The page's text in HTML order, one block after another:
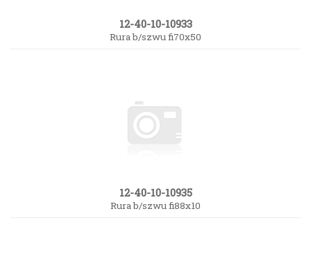
12-40-10-10933
Rura b/szwu fi70x50
12-40-10-10935
Rura b/szwu fi88x10